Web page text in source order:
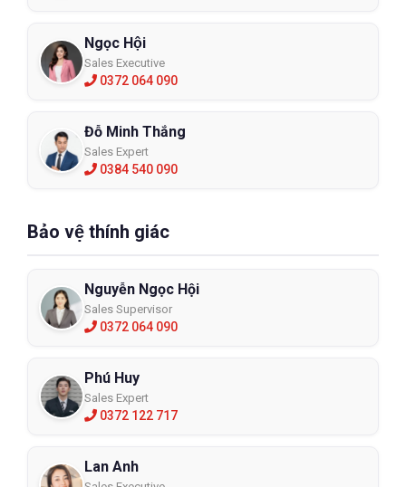
Ngọc Hội
Sales Executive
0372 064 090
Đỗ Minh Thắng
Sales Expert
0384 540 090
Bảo vệ thính giác
Nguyễn Ngọc Hội
Sales Supervisor
0372 064 090
Phú Huy
Sales Expert
0372 122 717
Lan Anh